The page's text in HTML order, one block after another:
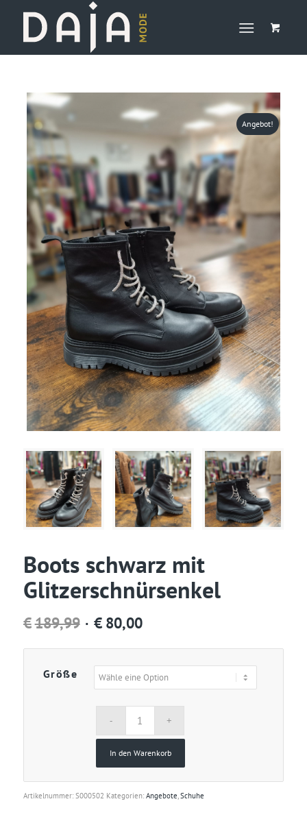
Angebot!
Boots schwarz mit
Glitzerschnürsenkel
€189,99 Ursprünglicher
Preis
war:
€189,99
€ 80,00Aktueller
Preis
ist:
€80,00.
Größe
In den Warenkorb
Artikelnummer: S000502 Kategorien: Angebote,Schuhe